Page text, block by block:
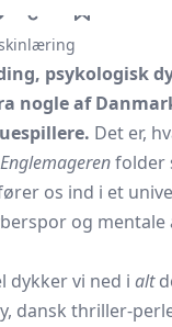
psykologisk
nogle af
Det er,
Englemagerenfolder
os ind i et
og
dykker vi ned i alt
dansk thriller-